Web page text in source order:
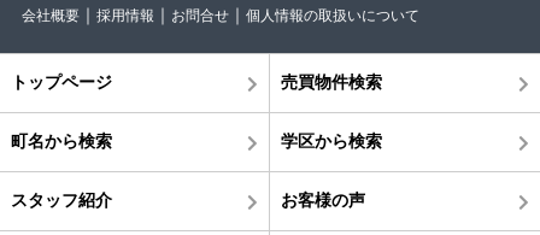
会社概要
採用情報 お問合せ 個人情報の取扱いについて
トップページ 売買物件検索
町名から検索 学区から検索
スタッフ紹介 お客様の声